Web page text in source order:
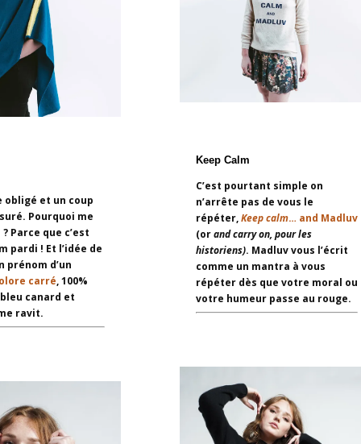
obligé et un coup
Pourquoi me
Parce que c’est
pardi ! Et l’idée de
prénom d’un
carré, 100%
canard et
ravit.
Keep Calm
C’est pourtant simple on
n’arrête pas de vous le
répéter,Keep calm… and Madluv
(orand carry on, pour les
historiens). Madluv vous l’écrit
comme un mantra à vous
répéter dès que votre moral ou
votre humeur passe au rouge.